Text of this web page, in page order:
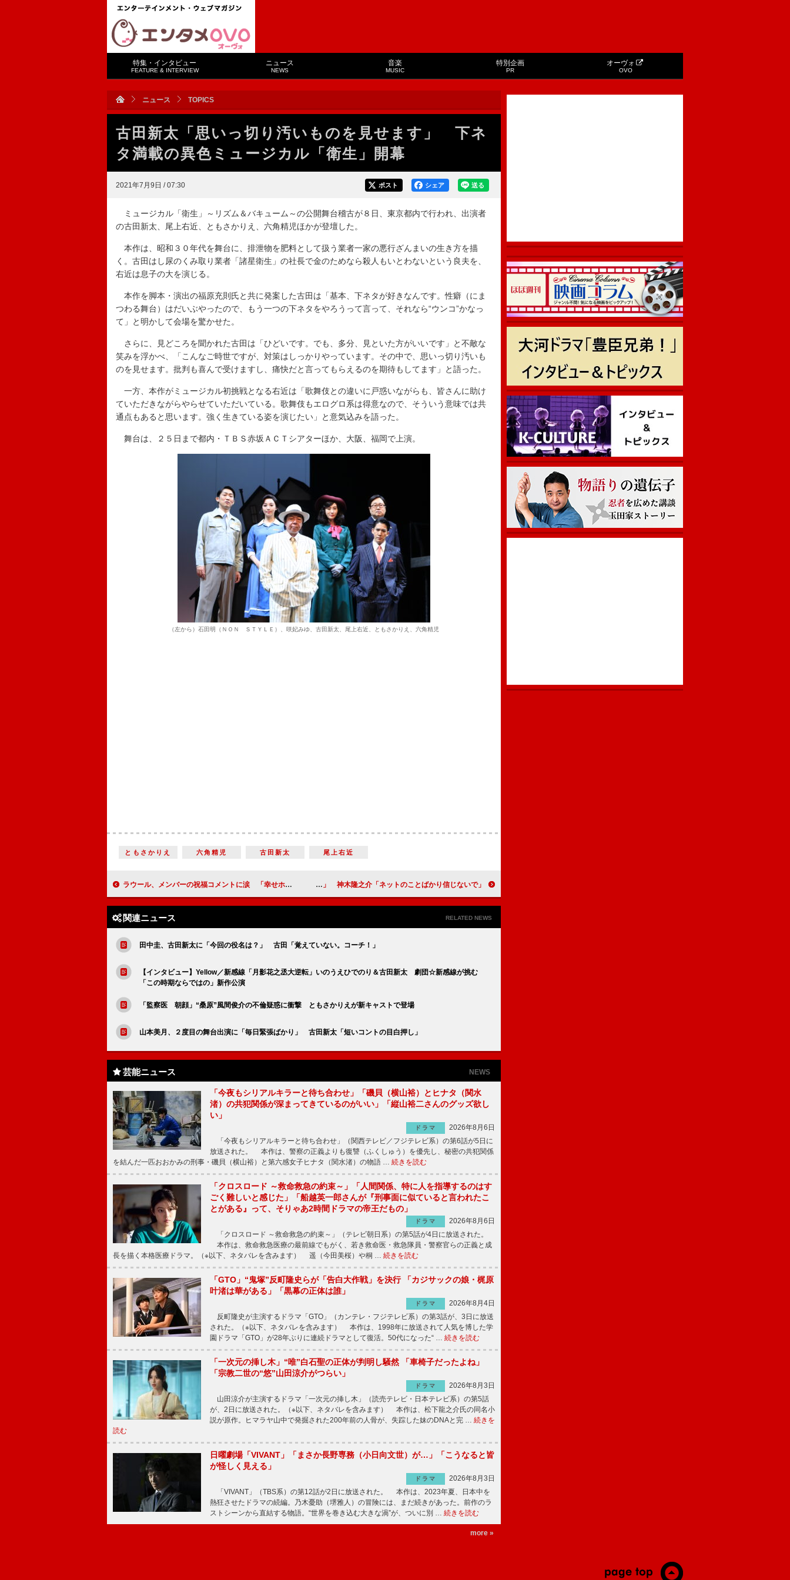
特集・インタビュー
FEATURE & INTERVIEW
ニュース
NEWS
音楽
MUSIC
特別企画
PR
オーヴォ
OVO
ニュース TOPICS
古田新太「思いっ切り汚いものを見せます」 下ネ
タ満載の異色ミュージカル「衛生」開幕
2021年7月9日 / 07:30 送る
シェア
ポスト
ミュージカル「衛生」～リズム＆バキューム～の公開舞台稽古が８日、東京都内で行われ、出演者
の古田新太、尾上右近、ともさかりえ、六角精児ほかが登壇した。
本作は、昭和３０年代を舞台に、排泄物を肥料として扱う業者一家の悪行ざんまいの生き方を描
く。古田はし尿のくみ取り業者「諸星衛生」の社長で金のためなら殺人もいとわないという良夫を、
右近は息子の大を演じる。
本作を脚本・演出の福原充則氏と共に発案した古田は「基本、下ネタが好きなんです。性癖（にま
つわる舞台）はだいぶやったので、もう一つの下ネタをやろうって言って、それなら“ウンコ”かなっ
て」と明かして会場を驚かせた。
さらに、見どころを聞かれた古田は「ひどいです。でも、多分、見といた方がいいです」と不敵な
笑みを浮かべ、「こんなご時世ですが、対策はしっかりやっています。その中で、思いっ切り汚いも
のを見せます。批判も喜んで受けますし、痛快だと言ってもらえるのを期待もしてます」と語った。
一方、本作がミュージカル初挑戦となる右近は「歌舞伎との違いに戸惑いながらも、皆さんに助け
ていただきながらやらせていただいている。歌舞伎もエログロ系は得意なので、そういう意味では共
通点もあると思います。強く生きている姿を演じたい」と意気込みを語った。
舞台は、２５日まで都内・ＴＢＳ赤坂ＡＣＴシアターほか、大阪、福岡で上演。
（左から）石田明（ＮＯＮ ＳＴＹＬＥ）、咲妃みゆ、古田新太、尾上右近、ともさかりえ、六角精児
ともさかりえ 六角精児 古田新太 尾上右近
ラウール、メンバーの祝福コメントに涙 「幸せホルモンが爆発しています」 中村倫也「キャスティング理由はリュウと仲がいいから」 神木隆之介「ネットのことばかり信じないで」
関連ニュース RELATED NEWS
田中圭、古田新太に「今回の役名は？」 古田「覚えていない。コーチ！」
【インタビュー】Yellow／新感線「月影花之丞大逆転」いのうえひでのり＆古田新太 劇団☆新感線が挑む
「この時期ならではの」新作公演
「監察医 朝顔」“桑原”風間俊介の不倫疑惑に衝撃 ともさかりえが新キャストで登場
山本美月、２度目の舞台出演に「毎日緊張ばかり」 古田新太「短いコントの目白押し」
芸能ニュース NEWS
「今夜もシリアルキラーと待ち合わせ」「磯貝（横山裕）とヒナタ（関水
渚）の共犯関係が深まってきているのがいい」「縦山裕二さんのグッズ欲し
い」
ドラマ
2026年8月6日
「今夜もシリアルキラーと待ち合わせ」（関西テレビ／フジテレビ系）の第6話が5日に
放送された。 本作は、警察の正義よりも復讐（ふくしゅう）を優先し、秘密の共犯関係
を結んだ一匹おおかみの刑事・磯貝（横山裕）と第六感女子ヒナタ（関水渚）の物語 … 続きを読む
「クロスロード ～救命救急の約束～」「人間関係、特に人を指導するのはす
ごく難しいと感じた」「船越英一郎さんが『刑事面に似ていると言われたこ
とがある』って、そりゃあ2時間ドラマの帝王だもの」
ドラマ
2026年8月6日
「クロスロード ～救命救急の約束～」（テレビ朝日系）の第5話が4日に放送された。
本作は、救命救急医療の最前線でもがく、若き救命医・救急隊員・警察官らの正義と成
長を描く本格医療ドラマ。（※以下、ネタバレを含みます） 遥（今田美桜）や桐 … 続きを読む
「GTO」“鬼塚”反町隆史らが「告白大作戦」を決行 「カジサックの娘・梶原
叶渚は華がある」「黒幕の正体は誰」
ドラマ
2026年8月4日
反町隆史が主演するドラマ「GTO」（カンテレ・フジテレビ系）の第3話が、3日に放送
された。（※以下、ネタバレを含みます） 本作は、1998年に放送されて人気を博した学
園ドラマ「GTO」が28年ぶりに連続ドラマとして復活。50代になった“ … 続きを読む
「一次元の挿し木」“唯”白石聖の正体が判明し騒然 「車椅子だったよね」
「宗教二世の“悠”山田涼介がつらい」
ドラマ
2026年8月3日
山田涼介が主演するドラマ「一次元の挿し木」（読売テレビ・日本テレビ系）の第5話
が、2日に放送された。（※以下、ネタバレを含みます） 本作は、松下龍之介氏の同名小
説が原作。ヒマラヤ山中で発掘された200年前の人骨が、失踪した妹のDNAと完 … 続きを
読む
日曜劇場「VIVANT」「まさか長野専務（小日向文世）が…」「こうなると皆
が怪しく見える」
ドラマ
2026年8月3日
「VIVANT」（TBS系）の第12話が2日に放送された。 本作は、2023年夏、日本中を
熱狂させたドラマの続編。乃木憂助（堺雅人）の冒険には、まだ続きがあった。前作のラ
ストシーンから直結する物語。“世界を巻き込む大きな渦”が、ついに別 … 続きを読む
more »